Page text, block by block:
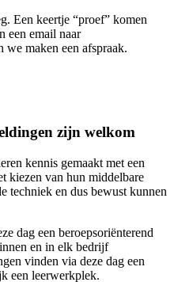
Een keertje “proef” komen
een email naar
we maken een afspraak.
zijn welkom
kennis gemaakt met een
kiezen van hun middelbare
techniek en dus bewust kunnen
dag een beroepsoriënterend
en in elk bedrijf
vinden via deze dag een
een leerwerkplek.